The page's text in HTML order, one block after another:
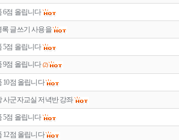
6점 올립니다
록 글쓰기 사용을
5점 올립니다
9점 올립니다 (2)
10점 올립니다
사군자교실 저녁반 강좌
5점 올립니다
12점 올립니다